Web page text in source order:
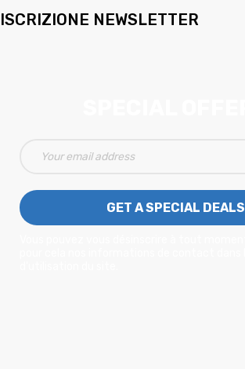
ISCRIZIONE NEWSLETTER
GET A SPECIAL DEALS